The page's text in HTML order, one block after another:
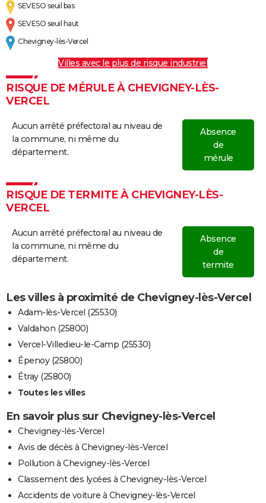
SEVESO seuil bas
SEVESO seuil haut
Chevigney-lès-Vercel
Villes avec le plus de risque industriel
RISQUE DE MÉRULE À CHEVIGNEY-LÈS-
VERCEL
Aucun arrêté préfectoral au niveau de
la commune, ni même du
département.
Absence
de
mérule
RISQUE DE TERMITE À CHEVIGNEY-LÈS-
VERCEL
Aucun arrêté préfectoral au niveau de
la commune, ni même du
département.
Absence
de
termite
Les villes à proximité de Chevigney-lès-Vercel
Adam-lès-Vercel (25530)
Valdahon (25800)
Vercel-Villedieu-le-Camp (25530)
Épenoy (25800)
Étray (25800)
Toutes les villes
En savoir plus sur Chevigney-lès-Vercel
Chevigney-lès-Vercel
Avis de décès à Chevigney-lès-Vercel
Pollution à Chevigney-lès-Vercel
Classement des lycées à Chevigney-lès-Vercel
Accidents de voiture à Chevigney-lès-Vercel